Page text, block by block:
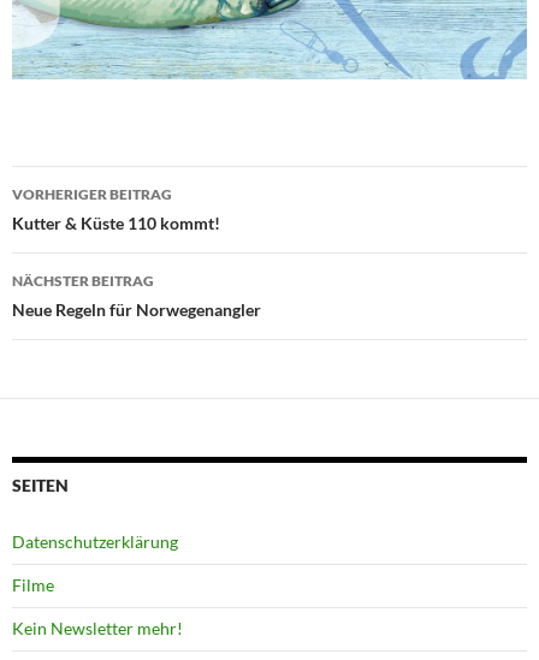
Beitragsnavigation
VORHERIGER BEITRAG
Kutter & Küste 110 kommt!
NÄCHSTER BEITRAG
Neue Regeln für Norwegenangler
SEITEN
Datenschutzerklärung
Filme
Kein Newsletter mehr!